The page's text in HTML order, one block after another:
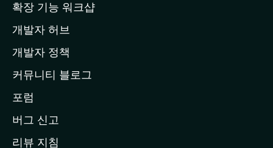
페
이
지
이
동
확장 기능 워크샵
개발자 허브
개발자 정책
커뮤니티 블로그
포럼
버그 신고
리뷰 지침